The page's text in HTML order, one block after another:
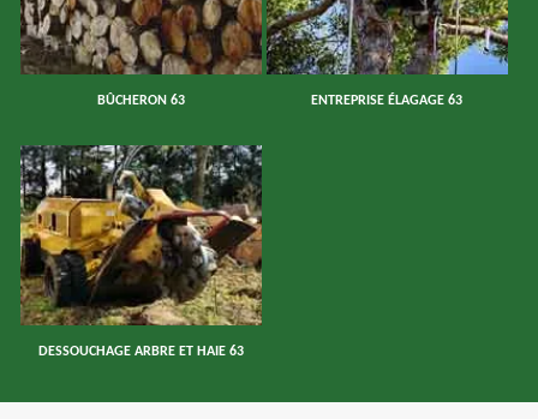
BÛCHERON 63 ENTREPRISE ÉLAGAGE 63
DESSOUCHAGE ARBRE ET HAIE 63